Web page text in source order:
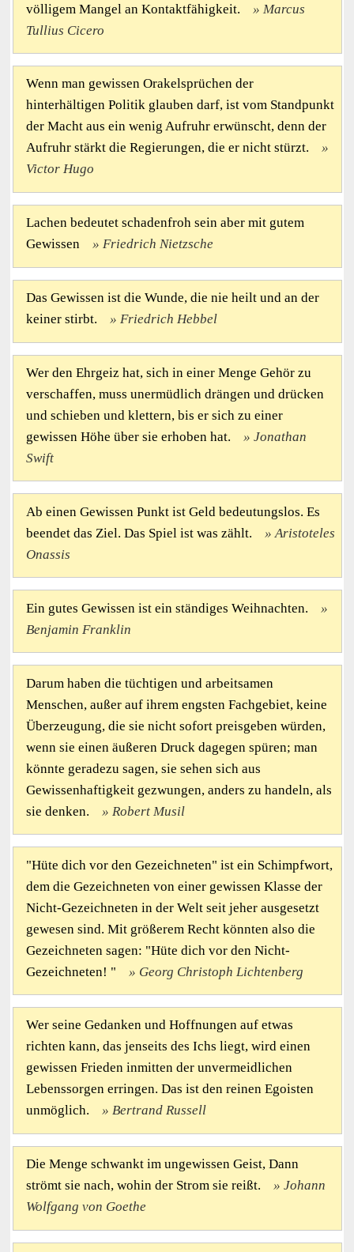
völligem Mangel an Kontaktfähigkeit.
Marcus
Tullius Cicero
Wenn man gewissen Orakelsprüchen der
hinterhältigen Politik glauben darf, ist vom Standpunkt
der Macht aus ein wenig Aufruhr erwünscht, denn der
Aufruhr stärkt die Regierungen, die er nicht stürzt.
Victor Hugo
Lachen bedeutet schadenfroh sein aber mit gutem
Gewissen
Friedrich Nietzsche
Das Gewissen ist die Wunde, die nie heilt und an der
keiner stirbt.
Friedrich Hebbel
Wer den Ehrgeiz hat, sich in einer Menge Gehör zu
verschaffen, muss unermüdlich drängen und drücken
und schieben und klettern, bis er sich zu einer
gewissen Höhe über sie erhoben hat.
Jonathan
Swift
Ab einen Gewissen Punkt ist Geld bedeutungslos. Es
beendet das Ziel. Das Spiel ist was zählt.
Aristoteles
Onassis
Ein gutes Gewissen ist ein ständiges Weihnachten.
Benjamin Franklin
Darum haben die tüchtigen und arbeitsamen
Menschen, außer auf ihrem engsten Fachgebiet, keine
Überzeugung, die sie nicht sofort preisgeben würden,
wenn sie einen äußeren Druck dagegen spüren; man
könnte geradezu sagen, sie sehen sich aus
Gewissenhaftigkeit gezwungen, anders zu handeln, als
sie denken.
Robert Musil
"Hüte dich vor den Gezeichneten" ist ein Schimpfwort,
dem die Gezeichneten von einer gewissen Klasse der
Nicht-Gezeichneten in der Welt seit jeher ausgesetzt
gewesen sind. Mit größerem Recht könnten also die
Gezeichneten sagen: "Hüte dich vor den Nicht-
Gezeichneten! "
Georg Christoph Lichtenberg
Wer seine Gedanken und Hoffnungen auf etwas
richten kann, das jenseits des Ichs liegt, wird einen
gewissen Frieden inmitten der unvermeidlichen
Lebenssorgen erringen. Das ist den reinen Egoisten
unmöglich.
Bertrand Russell
Die Menge schwankt im ungewissen Geist, Dann
strömt sie nach, wohin der Strom sie reißt.
Johann
Wolfgang von Goethe